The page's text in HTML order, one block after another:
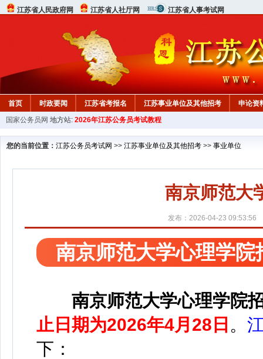
江苏省人民政府网 江苏省人社厅网 江苏省人事考试网
首页 时政要闻 江苏省考报名 江苏事业单位及其他招考
申论资
国家公务员网 地方站: 2026年江苏公务员考试教程
您的当前位置： 江苏公务员考试网 >> 江苏事业单位及其他招考 >> 事业单位
南京师范大
发布：2026-04-23 09:53:56
南京师范大学心理学院
南京师范大学心理学院
止日期为2026年4月28日 。
下：